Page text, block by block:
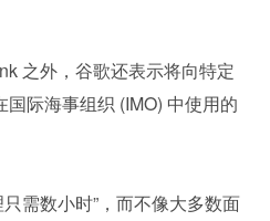
之外，谷歌还表示将向特定
际海事组织 (IMO) 中使用的
需数小时”，而不像大多数面